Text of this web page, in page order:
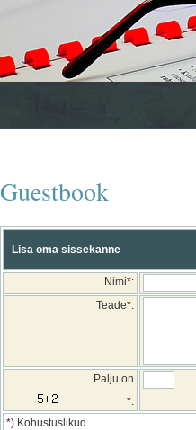
Guestbook
Lisa oma sissekanne
Nimi*:
Teade*:
Palju on
*:
*) Kohustuslikud.